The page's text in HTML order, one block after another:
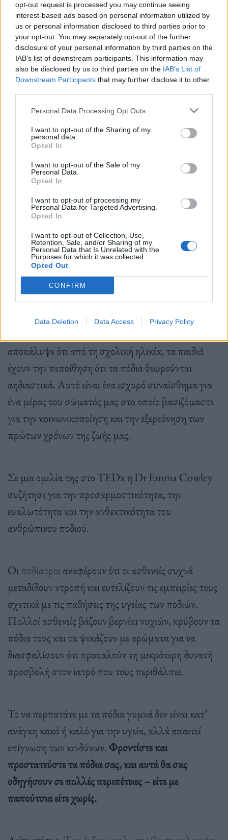
opt-out request is processed you may continue seeing
interest-based ads based on personal information utilized by
us or personal information disclosed to third parties prior to
your opt-out. You may separately opt-out of the further
disclosure of your personal information by third parties on the
IAB’s list of downstream participants. This information may
also be disclosed by us to third parties on the IAB’s List of
Downstream Participants that may further disclose it to other
Personal Data Processing Opt Outs
I want to opt-out of the Sharing of my
personal data.
Opted In
I want to opt-out of the Sale of my
Personal Data.
Opted In
I want to opt-out of processing my
Personal Data for Targeted Advertising.
Opted In
I want to opt-out of Collection, Use,
Retention, Sale, and/or Sharing of my
Personal Data that Is Unrelated with the
Purposes for which it was collected.
Opted Out
CONFIRM
Data Deletion Data Access Privacy Policy
αίσθησης στα πόδια.
Αυτό σημαίνει ότι τα άτομα με ανεξέλεγκτο διαβήτη
συχνά δεν μπορούν να εντοπίσουν απειλές για
βλάβες στα πόδια, όπως το πάτημα μιας
εντοπισμένο έλκος στα πόδια ή, σε ακραίες
Πόδια και ντροπή
Η καλοκαιρινή τάση που θέλει κορίτσια και αγόρια
να βολτάρουν με γυμνά πόδια είναι απίθανο να και
αγκαλιαστεί καθολικά. Για πολλούς, τα γυμνά πόδια
αποτελούν πηγή ντροπής.
αποκάλυψε ότι από τη σχολική ηλικία, τα παιδιά
έχουν την πεποίθηση ότι τα πόδια θεωρούνται
αηδιαστικά. Αυτό είναι ένα ισχυρό συναίσθημα για
ένα μέρος του σώματός μας στο οποίο βασιζόμαστε
για την κοινωνικοποίηση και την εξερεύνηση των
πρώτων χρόνων της ζωής μας.
Σε μια ομιλία της στο TEDx η Dr Emma Cowley
συζήτησε για την προσαρμοστικότητα, την
ευαλωτότητα και την ανθεκτικότητα του
ανθρώπινου ποδιού.
Οιποδίατροιαναφέρουν ότι οι ασθενείς συχνά
μεταδίδουν ντροπή και ευτελίζουν τις εμπειρίες τους
σχετικά με τις παθήσεις της υγείας των ποδιών.
Πολλοί ασθενείς βάζουν βερνίκι νυχιών, κρύβουν τα
πόδια τους και τα ψεκάζουν με αρώματα για να
διασφαλίσουν ότι προκαλούν τη μικρότερη δυνατή
προσβολή στον ιατρό που τους περιθάλπει.
Το να περπατάτε με τα πόδια γυμνά δεν είναι κατ’
ανάγκη κακό ή καλό για την υγεία, αλλά απαιτεί
επίγνωση των κινδύνων. Φροντίστε και
προστατεύστε τα πόδια σας, και αυτά θα σας
οδηγήσουν σε πολλές περιπέτειες – είτε με
παπούτσια είτε χωρίς.